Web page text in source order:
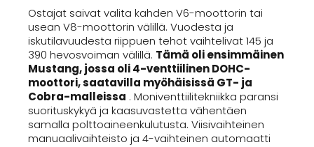
Ostajat saivat valita kahden V6-moottorin tai
usean V8-moottorin välillä. Vuodesta ja
iskutilavuudesta riippuen tehot vaihtelivat 145 ja
390 hevosvoiman välillä. Tämä oli ensimmäinen
Mustang, jossa oli 4-venttiilinen DOHC-
moottori, saatavilla myöhäisissä GT- ja
Cobra-malleissa . Moniventtiilitekniikka paransi
suorituskykyä ja kaasuvastetta vähentäen
samalla polttoaineenkulutusta. Viisivaihteinen
manuaalivaihteisto ja 4-vaihteinen automaatti